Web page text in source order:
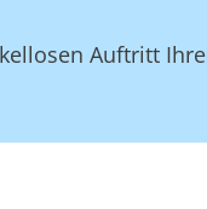
Auftritt